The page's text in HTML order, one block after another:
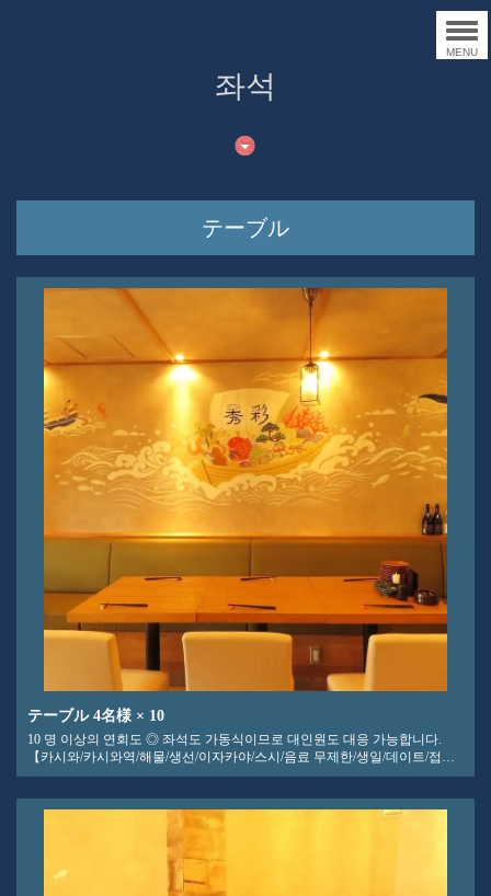
MENU
좌석
テーブル
テーブル4名様 × 10
10 명 이상의 연회도 ◎ 좌석도 가동식이므로 대인원도 대응 가능합니다.
【카시와/카시와역/해물/생선/이자카야/스시/음료 무제한/생일/데이트/접대/
연회/송년회/신년회]